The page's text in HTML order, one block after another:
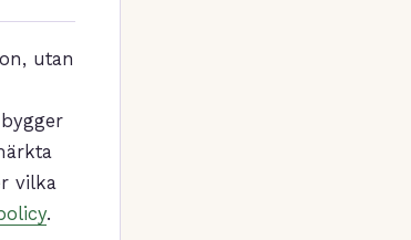
utan
vilka
.